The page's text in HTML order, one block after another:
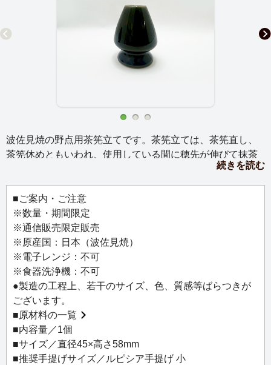
波佐見焼の野点用茶筅立てです。茶筅立ては、茶筅直し、
茶筅休めともいわれ、使用している間に穂先が伸びて抹茶
を点てにくくなる茶筅を、長持ちさせる道具です。まっす
ぐに伸びようとする竹の性質を利用した茶筅立ては、茶筅
の穂先の形状を保ちながら、風通し良く保管し、使用後の
茶筅の傷みを少なくし長持ちさせます。
こちらは野点用（ミニサイズ）の茶筅立てです。通常サイ
ズは、CZ4185／4186／4187／4189／4190 波佐見焼 茶筅
立てをお求めください。
【使用方法】
使用後の茶筅を水洗いした後、茶筅立てにふせて充分に乾
燥させ、風通しの良い涼しい場所で保管してください。
続きを読む
■ご案内・ご注意
※数量・期間限定
※通信販売限定販売
※原産国：日本（波佐見焼）
※電子レンジ：不可
※食器洗浄機：不可
●製造の工程上、若干のサイズ、色、質感等ばらつきが
ございます。
■原材料の一覧
■内容量／1個
■サイズ／直径45×高さ58mm
■推奨手提げサイズ／ルピシア手提げ 小